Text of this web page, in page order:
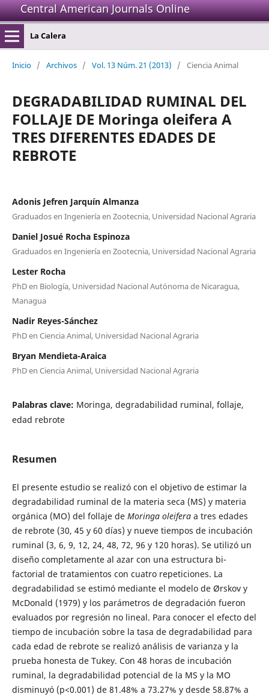
Central American Journals Online
La Calera
Inicio / Archivos / Vol. 13 Núm. 21 (2013) / Ciencia Animal
DEGRADABILIDAD RUMINAL DEL
FOLLAJE DE Moringa oleifera A
TRES DIFERENTES EDADES DE
REBROTE
Adonis Jefren Jarquín Almanza
Graduados en Ingeniería en Zootecnia, Universidad Nacional Agraria
Daniel Josué Rocha Espinoza
Graduados en Ingeniería en Zootecnia, Universidad Nacional Agraria
Lester Rocha
PhD en Biología, Universidad Nacional Autónoma de Nicaragua,
Managua
Nadir Reyes-Sánchez
PhD en Ciencia Animal, Universidad Nacional Agraria
Bryan Mendieta-Araica
PhD en Ciencia Animal, Universidad Nacional Agraria
Palabras clave: Moringa, degradabilidad ruminal, follaje,
edad rebrote
Resumen
El presente estudio se realizó con el objetivo de estimar la
degradabilidad ruminal de la materia seca (MS) y materia
orgánica (MO) del follaje de Moringa oleifera a tres edades
de rebrote (30, 45 y 60 días) y nueve tiempos de incubación
ruminal (3, 6, 9, 12, 24, 48, 72, 96 y 120 horas). Se utilizó un
diseño completamente al azar con una estructura bi-
factorial de tratamientos con cuatro repeticiones. La
degradabilidad se estimó mediante el modelo de Ørskov y
McDonald (1979) y los parámetros de degradación fueron
evaluados por regresión no lineal. Para conocer el efecto del
tiempo de incubación sobre la tasa de degradabilidad para
cada edad de rebrote se realizó análisis de varianza y la
prueba honesta de Tukey. Con 48 horas de incubación
ruminal, la degradabilidad potencial de la MS y la MO
disminuyó (p<0.001) de 81.48% a 73.27% y desde 58.87% a